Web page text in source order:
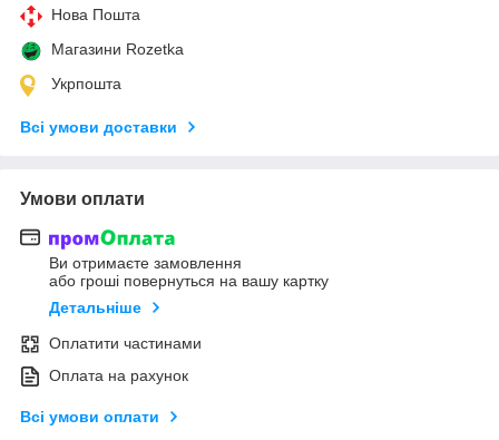
Нова Пошта
Магазини Rozetka
Укрпошта
Всі умови доставки
Умови оплати
Ви отримаєте замовлення
або гроші повернуться на вашу картку
Детальніше
Оплатити частинами
Оплата на рахунок
Всі умови оплати